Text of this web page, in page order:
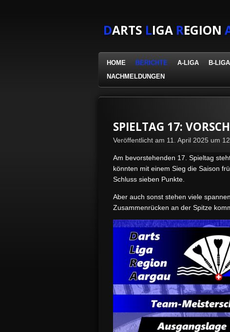
DARTS LIGA REGION
HOME BERICHTE A-LIGA B-LIGA
NACHMELDUNGEN
SPIELTAG 17:
Veröffentlicht am 11. April 2025 um
Am bevorstehenden 17. Spieltag
könnten mit einem Sieg die Saison
Schluss sieben Punkte.
Aber auch sonst stehen viele
Zusammenrücken an der Spitze